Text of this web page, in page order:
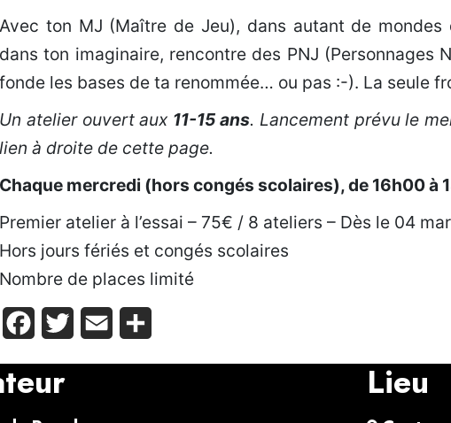
Avec ton MJ (Maître de Jeu), dans autant de mondes
dans ton imaginaire, rencontre des PNJ (Personnages
fonde les bases de ta renommée… ou pas :-). La seule
Un atelier ouvert aux 11-15 ans. Lancement prévu le
lien à droite de cette page.
Chaque mercredi (hors congés scolaires), de 16h00 à
Premier atelier à l’essai – 75€ / 8 ateliers – Dès le 04
Hors jours fériés et congés scolaires
Nombre de places limité
Facebook
Twitter Email
Lieu